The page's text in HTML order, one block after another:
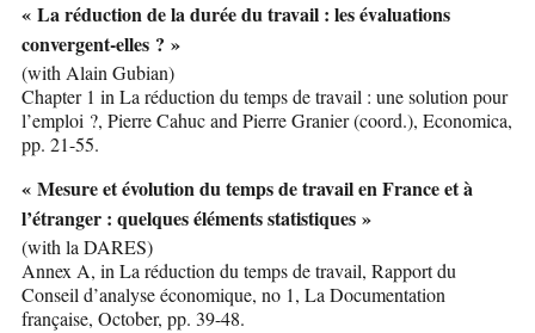
« La réduction de la durée du travail : les évaluations
convergent-elles ? »
(with Alain Gubian)
Chapter 1 in La réduction du temps de travail : une solution pour
l’emploi ?, Pierre Cahuc and Pierre Granier (coord.), Economica,
pp. 21-55.
« Mesure et évolution du temps de travail en France et à
l’étranger : quelques éléments statistiques »
(with la DARES)
Annex A, in La réduction du temps de travail, Rapport du
Conseil d’analyse économique, no 1, La Documentation
française, October, pp. 39-48.